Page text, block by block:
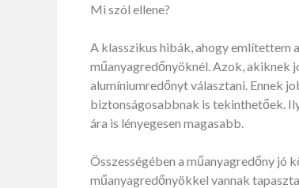
Mi szól ellene?
A klasszikus hibák, ahogy említettem
műanyagredőnyöknél. Azok, akiknek
alumíniumredőnyt választani. Ennek
biztonságosabbnak is tekinthetőek.
ára is lényegesen magasabb.
Összességében a műanyagredőny jó
műanyagredőnyökkel vannak